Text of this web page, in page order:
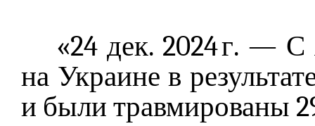
«24 дек. 2024 г. — С
на Украине в
и были травмированы